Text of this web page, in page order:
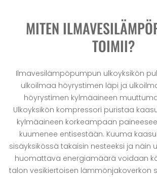
MITEN
TOIMII?
Ilmavesilämpöpumpun ulkoyksikön
ulkoilmaa höyrystimen läpi ja
höyrystimen kylmäaineen
Ulkoyksikön kompressori puristaa
kylmäaineen korkeampaan
kuumenee entisestään. Kuuma
sisäyksikössä takaisin nesteeksi ja näin
huomattava energiamäärä voidaan
talon vesikiertoisen lämmönjakoverkon